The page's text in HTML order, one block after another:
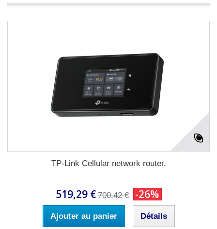
TP-Link Cellular network router,
519,29 € 700,42 € -26%
Ajouter au panier Détails